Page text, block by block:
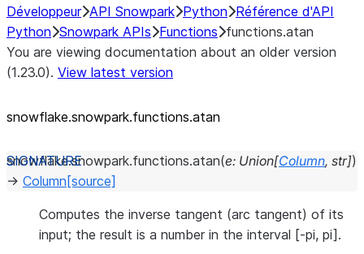
Développeur API Snowpark Python Référence d'API
Python Snowpark APIs Functions functions.atan
You are viewing documentation about an older version
(1.23.0). View latest version
snowflake.snowpark.functions.atan
snowflake.snowpark.functions.atan(e: Union[Column, str])
→ Column [source]
Computes the inverse tangent (arc tangent) of its
input; the result is a number in the interval [-pi, pi].